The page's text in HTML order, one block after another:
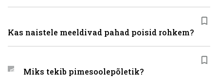
Kas naistele meeldivad pahad poisid rohkem?
Miks tekib pimesoolepõletik?